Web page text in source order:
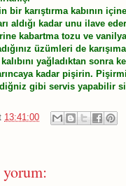
bir karıştırma kabının
aldığı kadar unu ilave
kabartma tozu ve
üzümleri de
kalıbını yağladıktan sonra
kadar pişirin.
gibi servis yapabilir
13:41:00